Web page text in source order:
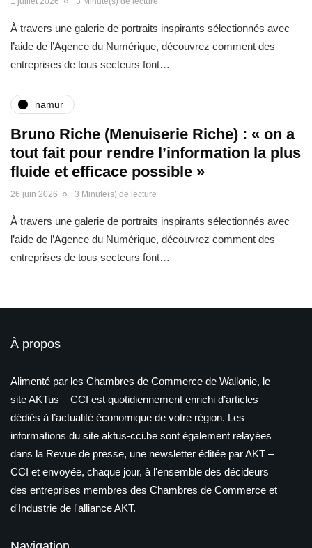
À travers une galerie de portraits inspirants sélectionnés avec
l’aide de l’Agence du Numérique, découvrez comment des
entreprises de tous secteurs font…
namur
Bruno Riche (Menuiserie Riche) : « on a
tout fait pour rendre l’information la plus
fluide et efficace possible »
26 juin 2026 3 Minute(s) de lecture
À travers une galerie de portraits inspirants sélectionnés avec
l’aide de l’Agence du Numérique, découvrez comment des
entreprises de tous secteurs font…
À propos
Alimenté par les Chambres de Commerce de Wallonie, le
site AKTus – CCI est quotidiennement enrichi d’articles
dédiés à l’actualité économique de votre région. Les
informations du site aktus-cci.be sont également relayées
dans la Revue de presse, une newsletter éditée par AKT –
CCI et envoyée, chaque jour, à l'ensemble des décideurs
des entreprises membres des Chambres de Commerce et
d'Industrie de l'alliance AKT.